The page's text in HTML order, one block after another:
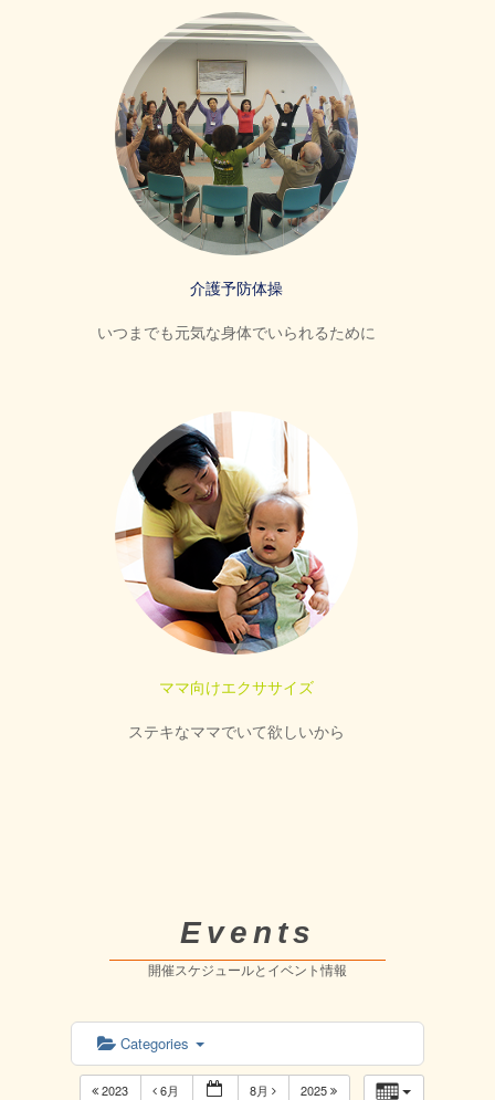
介護予防体操
いつまでも元気な身体でいられるために
ママ向けエクササイズ
ステキなママでいて欲しいから
Events
開催スケジュールとイベント情報
Categories
2023 6月 8月 2025